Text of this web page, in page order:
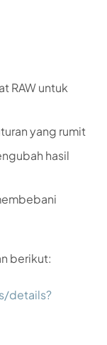
RAW untuk
yang rumit
hasil
berikut:
details?